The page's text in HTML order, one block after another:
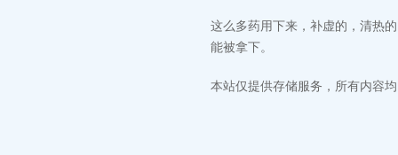
这么多药用下来，补虚的，清热
能被拿下。
本站仅提供存储服务，所有内容